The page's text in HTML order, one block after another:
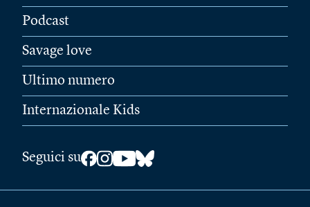
Podcast
Savage love
Ultimo numero
Internazionale Kids
Seguici su